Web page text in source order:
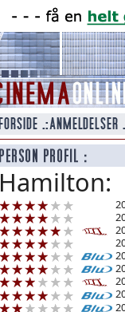
Hamilton: